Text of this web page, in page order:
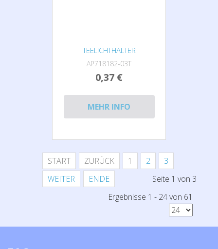
TEELICHTHALTER
AP718182-03T
0,37 €
MEHR INFO
START ZURÜCK 1 2
3
WEITER
ENDE
Seite 1 von 3
Ergebnisse 1 - 24 von 61